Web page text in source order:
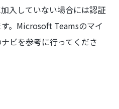
入していない場合には認証
。Microsoft Teamsのマイ
ビを参考に行ってくださ